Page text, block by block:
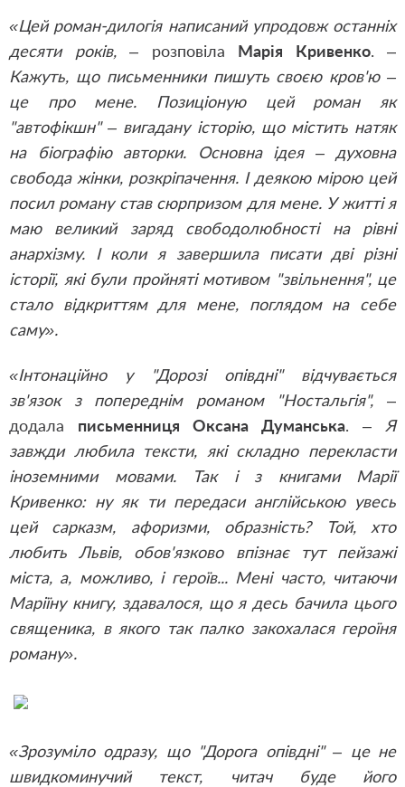
«Цей роман-дилогія написаний упродовж останніх
десяти років,– розповіла Марія Кривенко. –
Кажуть, що письменники пишуть своєю кров'ю –
це про мене. Позиціоную цей роман як
"автофікшн" – вигадану історію, що містить натяк
на біографію авторки. Основна ідея – духовна
свобода жінки, розкріпачення. І деякою мірою цей
посил роману став сюрпризом для мене. У житті я
маю великий заряд свободолюбності на рівні
анархізму. І коли я завершила писати дві різні
історії, які були пройняті мотивом "звільнення", це
стало відкриттям для мене, поглядом на себе
саму».
«Інтонаційно у "Дорозі опівдні" відчувається
зв'язок з попереднім романом "Ностальгія", –
додала письменниця Оксана Думанська. – Я
завжди любила тексти, які складно перекласти
іноземними мовами. Так і з книгами Марії
Кривенко: ну як ти передаси англійською увесь
цей сарказм, афоризми, образність? Той, хто
любить Львів, обов'язково впізнає тут пейзажі
міста, а, можливо, і героїв... Мені часто, читаючи
Маріїну книгу, здавалося, що я десь бачила цього
священика, в якого так палко закохалася героїня
роману».
«Зрозуміло одразу, що "Дорога опівдні" – це не
швидкоминучий текст, читач буде його